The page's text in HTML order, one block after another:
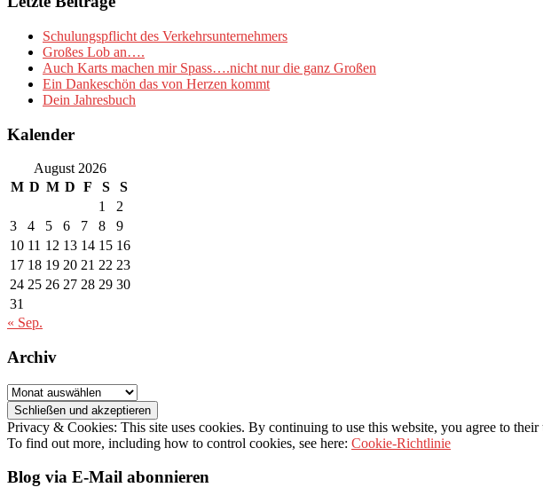
Schulungspflicht des Verkehrsunternehmers
Großes Lob an….
Auch Karts machen mir Spass….nicht nur die ganz Großen
Ein Dankeschön das von Herzen kommt
Dein Jahresbuch
Kalender
August 2026
M D M D F S
S
1
2
3
4 5 6 7 8
9
10 11 12 13 14 15 16
17 18 19 20 21 22 23
24 25 26 27 28 29 30
31
« Sep.
Archiv
Archiv
Privacy & Cookies: This site uses cookies. By continuing to use this website, you agree to their
To find out more, including how to control cookies, see here: Cookie-Richtlinie
Blog via E-Mail abonnieren